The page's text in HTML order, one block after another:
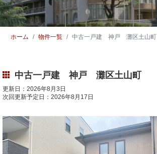
ホーム 物件一覧 中古一戸建 神戸 灘区土山町
中古一戸建 神戸 灘区土山町
更新日：2026年8月3日
次回更新予定日：2026年8月17日